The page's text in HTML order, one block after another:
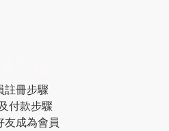
註冊步驟
付款步驟
友成為會員